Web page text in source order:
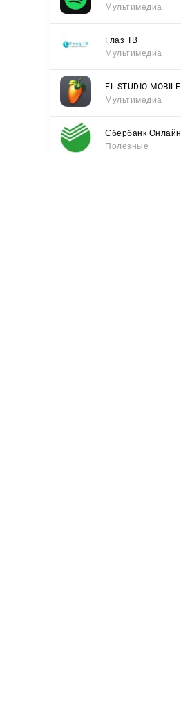
Мультимедиа
Глаз ТВ
Мультимедиа
FL STUDIO MOBILE
Мультимедиа
Сбербанк Онлайн
Полезные